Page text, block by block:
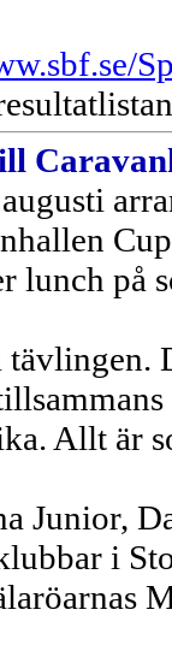
lunch på
Allt är
Junior,
i